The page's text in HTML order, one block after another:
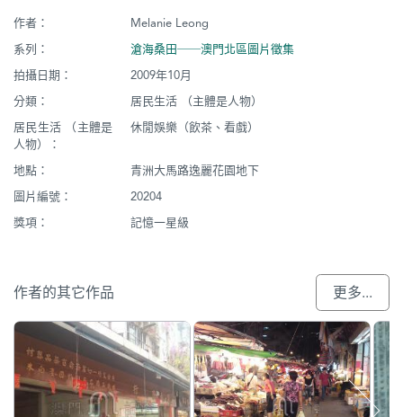
作者：
Melanie Leong
系列：
滄海桑田──澳門北區圖片徵集
拍攝日期：
2009年10月
分類：
居民生活 （主體是人物）
居民生活 （主體是
人物）：
休閒娛樂（飲茶、看戲）
地點：
青洲大馬路逸麗花園地下
圖片編號：
20204
獎項：
記憶一星級
作者的其它作品 更多...